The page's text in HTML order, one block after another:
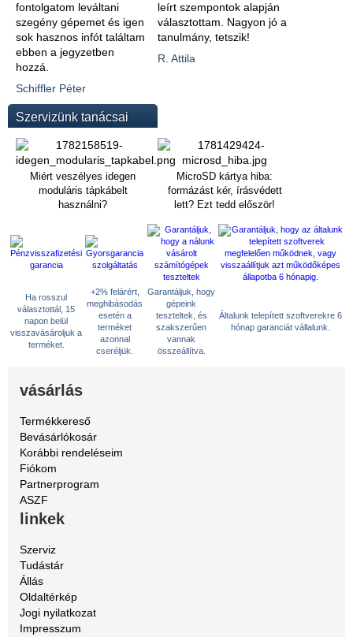
fontolgatom leváltani
szegény gépemet és igen
sok hasznos infót találtam
ebben a jegyzetben
hozzá.
Schiffler Péter
leírt szempontok alapján
választottam. Nagyon jó a
tanulmány, tetszik!
R. Attila
Szervizünk tanácsai
Miért veszélyes idegen
moduláris tápkábelt
használni?
MicroSD kártya hiba:
formázást kér, írásvédett
lett? Ezt tedd először!
Ha rosszul
választottál, 15
napon belül
visszavásároljuk a
terméket.
+2% felárért,
meghibásodás
esetén a
terméket
azonnal
cseréljük.
Garantáljuk, hogy
gépeink
teszteltek, és
szakszerűen
vannak
összeállítva.
Általunk telepített szoftverekre 6
hónap garanciát vállalunk.
vásárlás
Termékkereső
Bevásárlókosár
Korábbi rendeléseim
Fiókom
Partnerprogram
ASZF
linkek
Szerviz
Tudástár
Állás
Oldaltérkép
Jogi nyilatkozat
Impresszum